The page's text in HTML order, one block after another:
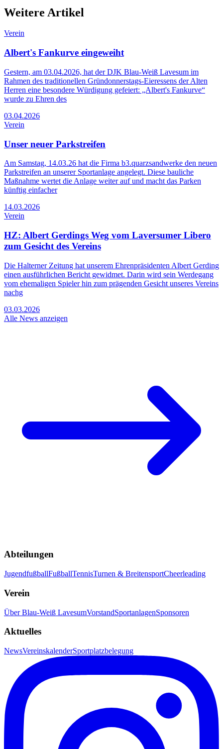
Weitere Artikel
Verein
Albert's Fankurve eingeweiht
Gestern, am 03.04.2026, hat der DJK Blau-Weiß Lavesum im
Rahmen des traditionellen Gründonnerstags-Eieressens der Alten
Herren eine besondere Würdigung gefeiert: „Albert's Fankurve“
wurde zu Ehren des
03.04.2026
Verein
Unser neuer Parkstreifen
Am Samstag, 14.03.26 hat die Firma b3.quarzsandwerke den neuen
Parkstreifen an unserer Sportanlage angelegt. Diese bauliche
Maßnahme wertet die Anlage weiter auf und macht das Parken
künftig einfacher
14.03.2026
Verein
HZ: Albert Gerdings Weg vom Laversumer Libero
zum Gesicht des Vereins
Die Halterner Zeitung hat unserem Ehrenpräsidenten Albert Gerding
einen ausführlichen Bericht gewidmet. Darin wird sein Werdegang
vom ehemaligen Spieler hin zum prägenden Gesicht unseres Vereins
nachg
03.03.2026
Alle News anzeigen
Abteilungen
JugendfußballFußballTennisTurnen & BreitensportCheerleading
Verein
Über Blau-Weiß LavesumVorstandSportanlagenSponsoren
Aktuelles
NewsVereinskalenderSportplatzbelegung